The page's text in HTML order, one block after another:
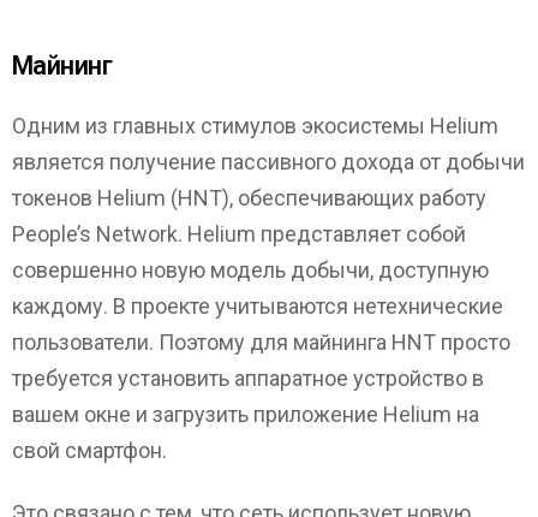
Майнинг
Одним из главных стимулов экосистемы Helium
является получение пассивного дохода от добычи
токенов Helium (HNT), обеспечивающих работу
People’s Network. Helium представляет собой
совершенно новую модель добычи, доступную
каждому. В проекте учитываются нетехнические
пользователи. Поэтому для майнинга HNT просто
требуется установить аппаратное устройство в
вашем окне и загрузить приложение Helium на
свой смартфон.